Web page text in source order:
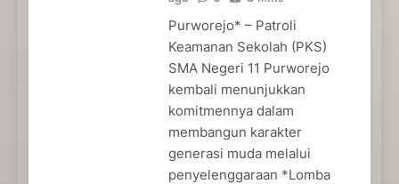
Purworejo* – Patroli
Keamanan Sekolah (PKS)
SMA Negeri 11 Purworejo
kembali menunjukkan
komitmennya dalam
membangun karakter
generasi muda melalui
penyelenggaraan *Lomba